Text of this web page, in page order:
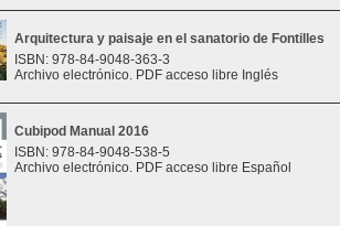
Arquitectura y paisaje en el sanatorio de Fontilles
ISBN: 978-84-9048-363-3
Archivo electrónico. PDF acceso libre Inglés
Cubipod Manual 2016
ISBN: 978-84-9048-538-5
Archivo electrónico. PDF acceso libre Español